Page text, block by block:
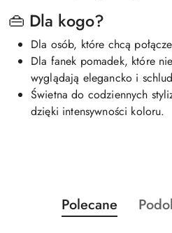
👜 Dla kogo?
Dla osób, które chcą
Dla fanek pomadek, które
wyglądają elegancko i
Świetna do codziennych
dzięki intensywności koloru.
Pomiń karuzelę
Produkty
o
Polecane